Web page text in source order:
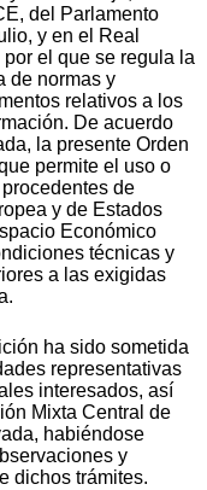
del Parlamento
y en el Real
el que se regula la
de normas y
relativos a los
De acuerdo
la presente Orden
permite el uso o
de
y de Estados
Económico
técnicas y
a las exigidas
ha sido sometida
representativas
interesados, así
Mixta Central de
habiéndose
y
dichos trámites.